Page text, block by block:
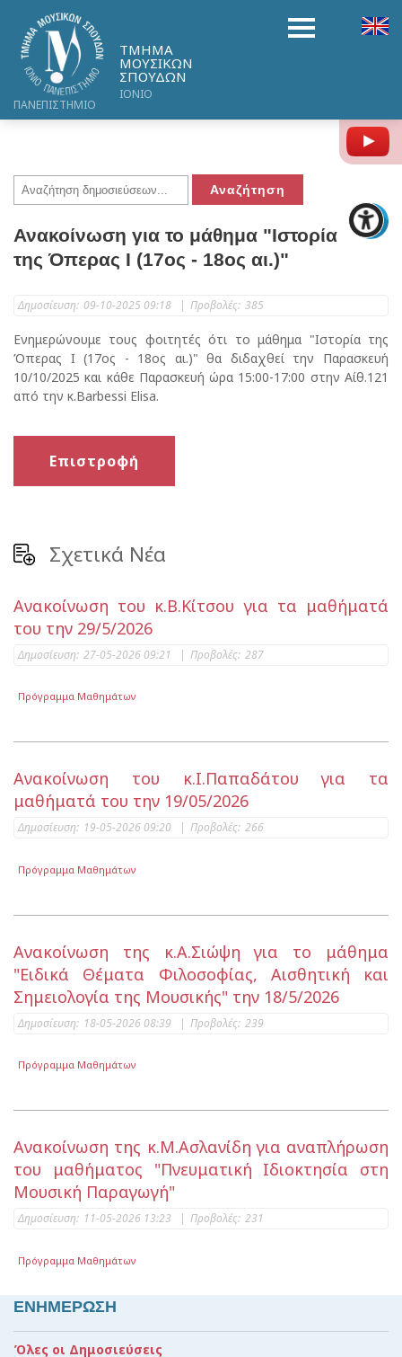
ΤΜΗΜΑ
ΜΟΥΣΙΚΩΝ
ΣΠΟΥΔΩΝ
ΙΟΝΙΟ
ΠΑΝΕΠΙΣΤΗΜΙΟ
Ανακοίνωση για το μάθημα "Ιστορία
της Όπερας Ι (17ος - 18ος αι.)"
Δημοσίευση: 09-10-2025 09:18 | Προβολές: 385
Ενημερώνουμε τους φοιτητές ότι το μάθημα "Ιστορία της
Όπερας Ι (17ος - 18ος αι.)" θα διδαχθεί την Παρασκευή
10/10/2025 και κάθε Παρασκευή ώρα 15:00-17:00 στην Αίθ.121
από την κ.Barbessi Elisa.
Επιστροφή
Σχετικά Νέα
Ανακοίνωση του κ.Β.Κίτσου για τα μαθήματά
του την 29/5/2026
Δημοσίευση: 27-05-2026 09:21 | Προβολές: 287
Πρόγραμμα Μαθημάτων
Ανακοίνωση του κ.Ι.Παπαδάτου για τα
μαθήματά του την 19/05/2026
Δημοσίευση: 19-05-2026 09:20 | Προβολές: 266
Πρόγραμμα Μαθημάτων
Ανακοίνωση της κ.Α.Σιώψη για το μάθημα
"Ειδικά Θέματα Φιλοσοφίας, Αισθητική και
Σημειολογία της Μουσικής" την 18/5/2026
Δημοσίευση: 18-05-2026 08:39 | Προβολές: 239
Πρόγραμμα Μαθημάτων
Ανακοίνωση της κ.Μ.Ασλανίδη για αναπλήρωση
του μαθήματος "Πνευματική Ιδιοκτησία στη
Μουσική Παραγωγή"
Δημοσίευση: 11-05-2026 13:23 | Προβολές: 231
Πρόγραμμα Μαθημάτων
ΕΝΗΜΕΡΩΣΗ
Όλες οι Δημοσιεύσεις